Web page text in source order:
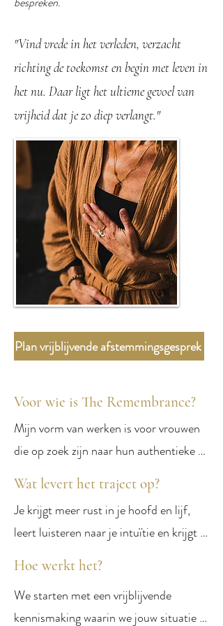
"Vind vrede in het verleden, verzacht
richting de toekomst en begin met leven in
het nu. Daar ligt het ultieme gevoel van
vrijheid dat je zo diep verlangt."
Plan vrijblijvende afstemmingsgesprek
Voor wie is The Remembrance?
​Mijn vorm van werken is voor vrouwen
die op zoek zijn naar hun authentieke
zelf. Voor vrouwen die zich onrustig of
uit verbinding voelen. Voor vrouwen die
zichzelf regelmatig wegcijferen, klein
houden, moeite hebben met grenzen
stellen of vastzitten in patronen die niet
voor jou wanneer je meer in je kracht
Wat levert het traject op?
Je krijgt meer rust in je hoofd en lijf,
leert luisteren naar je intuïtie en krijgt
helderheid over wat jij nodig hebt. Je
ontwikkelt innerlijke kracht,
zelfvertrouwen en zelfliefde. Na het
Hoe werkt het?
We starten met een vrijblijvende
kennismaking waarin we jouw situatie